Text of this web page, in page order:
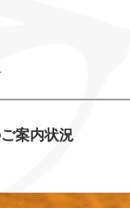
案内状況